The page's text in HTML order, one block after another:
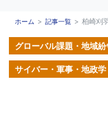
ホーム 記事一覧 柏崎刈
グローバル課題・地域
サイバー・軍事・地政学